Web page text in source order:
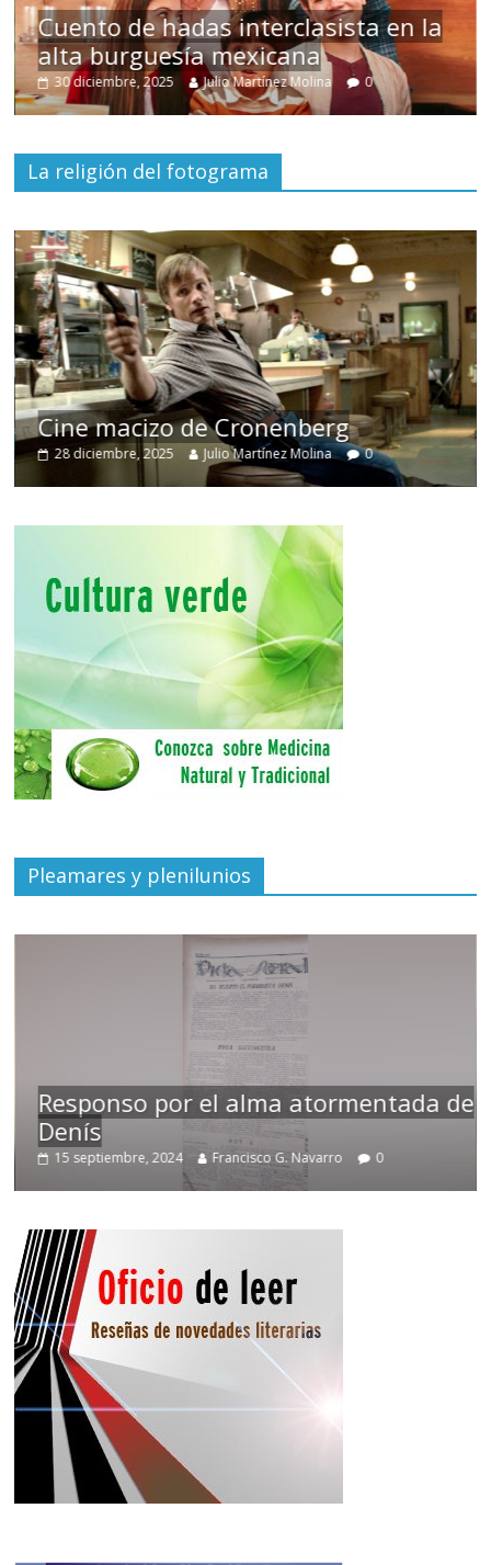
Cuento de hadas interclasista en la
alta burguesía mexicana
30 diciembre, 2025 Julio Martínez Molina 0
La religión del fotograma
Cine macizo de Cronenberg
28 diciembre, 2025 Julio Martínez Molina 0
Pleamares y plenilunios
Responso por el alma atormentada de
Denís
15 septiembre, 2024 Francisco G. Navarro 0